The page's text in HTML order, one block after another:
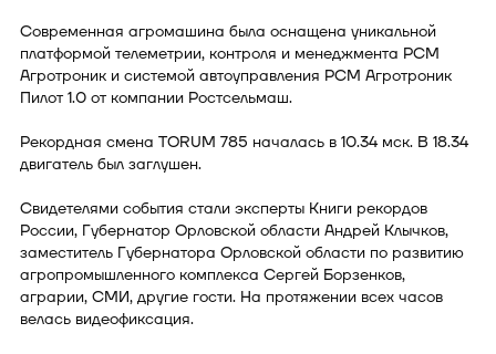
Современная агромашина была оснащена уникальной
платформой телеметрии, контроля и менеджмента РСМ
Агротроник и системой автоуправления РСМ Агротроник
Пилот 1.0 от компании Ростсельмаш.
Рекордная смена TORUM 785 началась в 10.34 мск. В 18.34
двигатель был заглушен.
Свидетелями события стали эксперты Книги рекордов
России, Губернатор Орловской области Андрей Клычков,
заместитель Губернатора Орловской области по развитию
агропромышленного комплекса Сергей Борзенков,
аграрии, СМИ, другие гости. На протяжении всех часов
велась видеофиксация.